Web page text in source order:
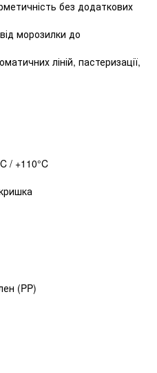
без додаткових
морозилки до
ліній, пастеризації,
/ +110°C
(PP)